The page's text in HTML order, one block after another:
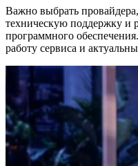
Важно выбрать
техническую поддержку и
программного
работу сервиса и